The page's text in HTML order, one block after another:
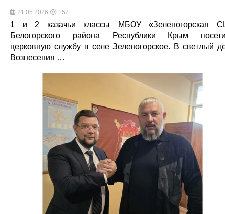
21.05.2026 157
1 и 2 казачьи классы МБОУ «Зеленогорская
Белогорского района Республики Крым
церковную службу в селе Зеленогорское. В светлый
Вознесения …